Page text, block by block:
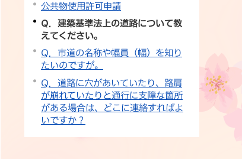
公共物使用許可申請
Q．建築基準法上の道路について教
えてください。
Q．市道の名称や幅員（幅）を知り
たいのですが。
Q．道路に穴があいていたり、路肩
が崩れていたりと通行に支障な箇所
がある場合は、どこに連絡すればよ
いですか？